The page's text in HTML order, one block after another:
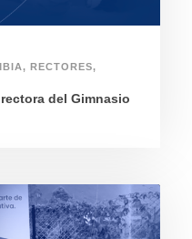
, RECTORES,
del Gimnasio